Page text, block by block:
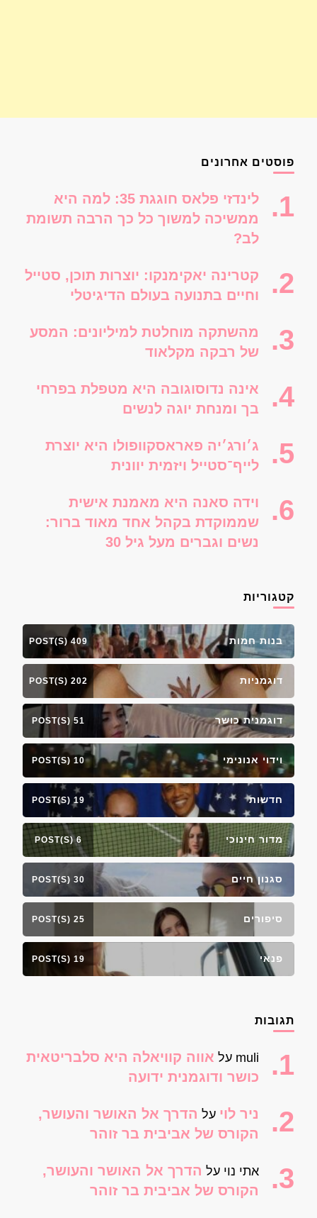
פוסטים אחרונים
לינדזי פלאס חוגגת 35: למה היא
ממשיכה למשוך כל כך הרבה תשומת
לב?
קטרינה יאקימנקו: יוצרות תוכן, סטייל
וחיים בתנועה בעולם הדיגיטלי
מהשתקה מוחלטת למיליונים: המסע
של רבקה מקלאוד
אינה נדוסוגובה היא מטפלת בפרחי
בך ומנחת יוגה לנשים
ג׳ורג׳יה פאראסקוופולו היא יוצרת
לייף־סטייל ויזמית יוונית
וידה סאנה היא מאמנת אישית
שממוקדת בקהל אחד מאוד ברור:
נשים וגברים מעל גיל 30
קטגוריות
בנות חמות 409 POST(S)
דוגמניות 202 POST(S)
דוגמנית כושר 51 POST(S)
וידוי אנונימי 10 POST(S)
חדשות 19 POST(S)
מדור חינוכי 6 POST(S)
סגנון חיים 30 POST(S)
סיפורים 25 POST(S)
פנאי 19 POST(S)
תגובות
muli על אווה קוויאלה היא סלבריטאית
כושר ודוגמנית ידועה
ניר לוי על הדרך אל האושר והעושר,
הקורס של אביבית בר זוהר
אתי נוי על הדרך אל האושר והעושר,
הקורס של אביבית בר זוהר